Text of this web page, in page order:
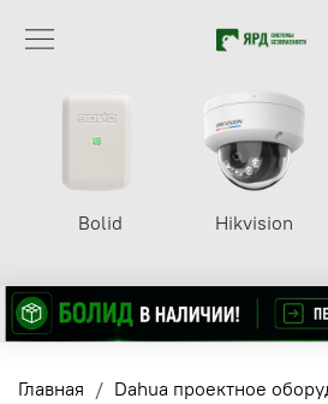
Bolid Hikvision
Главная Dahua проектное